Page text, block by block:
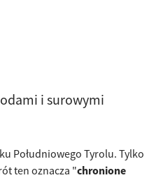
i surowymi
Południowego Tyrolu. Tylko
ten oznacza "chronione